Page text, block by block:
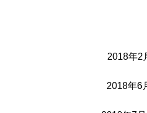
2018年2
2018年6